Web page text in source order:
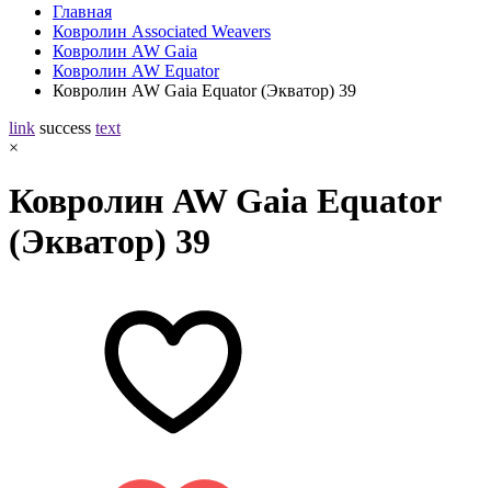
Главная
Ковролин Associated Weavers
Ковролин AW Gaia
Ковролин AW Equator
Ковролин AW Gaia Equator (Экватор) 39
link success text
×
Ковролин AW Gaia Equator
(Экватор) 39